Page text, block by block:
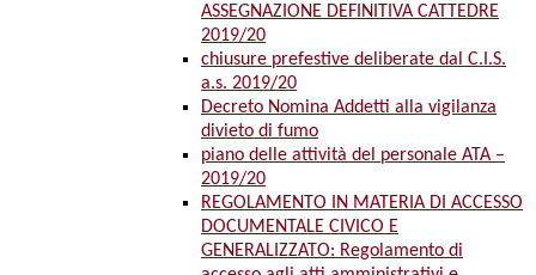
ASSEGNAZIONE DEFINITIVA CATTEDRE
2019/20
chiusure prefestive deliberate dal C.I.S.
a.s. 2019/20
Decreto Nomina Addetti alla vigilanza
divieto di fumo
piano delle attività del personale ATA –
2019/20
REGOLAMENTO IN MATERIA DI ACCESSO
DOCUMENTALE CIVICO E
GENERALIZZATO: Regolamento di